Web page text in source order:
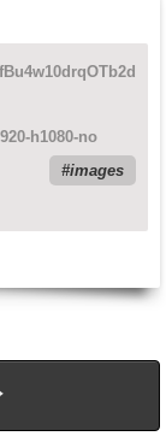
h1080-no
images